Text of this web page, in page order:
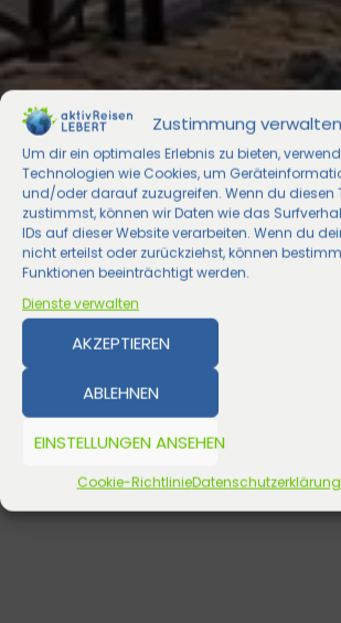
Zustimmung verwalten
Um dir ein optimales Erlebnis zu bieten,
Technologien wie Cookies, um
und/oder darauf zuzugreifen. Wenn du diesen
zustimmst, können wir Daten wie das
IDs auf dieser Website verarbeiten. Wenn du
nicht erteilst oder zurückziehst, können
Funktionen beeinträchtigt werden.
Dienste verwalten
AKZEPTIEREN
ABLEHNEN
EINSTELLUNGEN ANSEHEN
Cookie-RichtlinieDatenschutzerklärung